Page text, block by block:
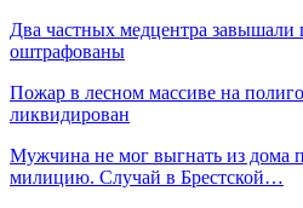
Два частных медцентра
оштрафованы
Пожар в лесном массиве на
ликвидирован
Мужчина не мог выгнать из дома
милицию. Случай в Брестской…